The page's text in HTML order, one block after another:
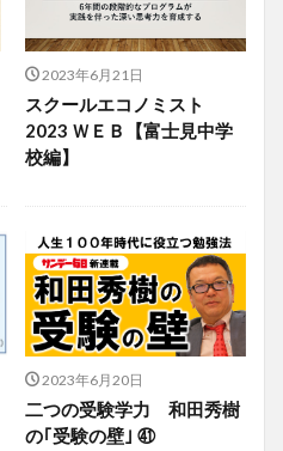
2023年6月21日
スクールエコノミスト
2023 ＷＥＢ【富士見中学
校編】
2023年6月20日
二つの受験学力 和田秀樹
の｢受験の壁｣ ㊶